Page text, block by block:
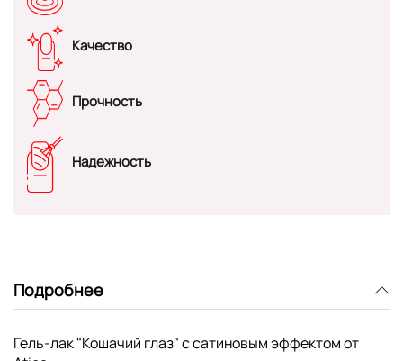
Качество
Прочность
Надежность
Подробнее
Гель-лак "Кошачий глаз" с сатиновым эффектом от